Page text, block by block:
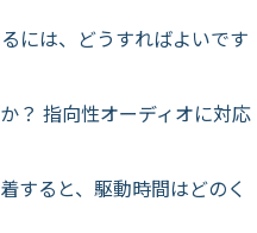
には、どうすればよいです
？ 指向性オーディオに対応
すると、駆動時間はどのく